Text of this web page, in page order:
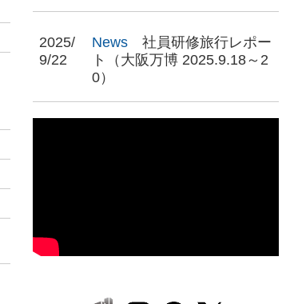
2025/
9/22
News
社員研修旅行レポー
ト（大阪万博 2025.9.18～ 2
0）